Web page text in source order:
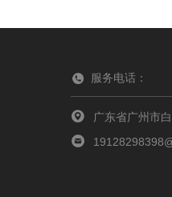
服务电话：
广东省广州市白云